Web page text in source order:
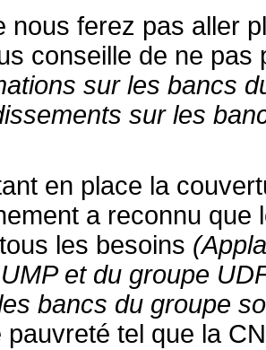
nous ferez pas aller
conseille de ne
sur les bancs
sur les
en place la
a reconnu que
les besoins
et du groupe
bancs du groupe
pauvreté tel que la